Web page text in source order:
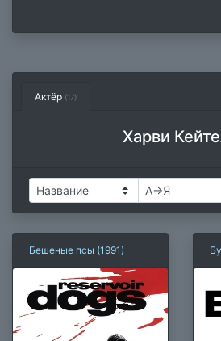
Актёр (17)
Харви
Бешеные псы (1991)